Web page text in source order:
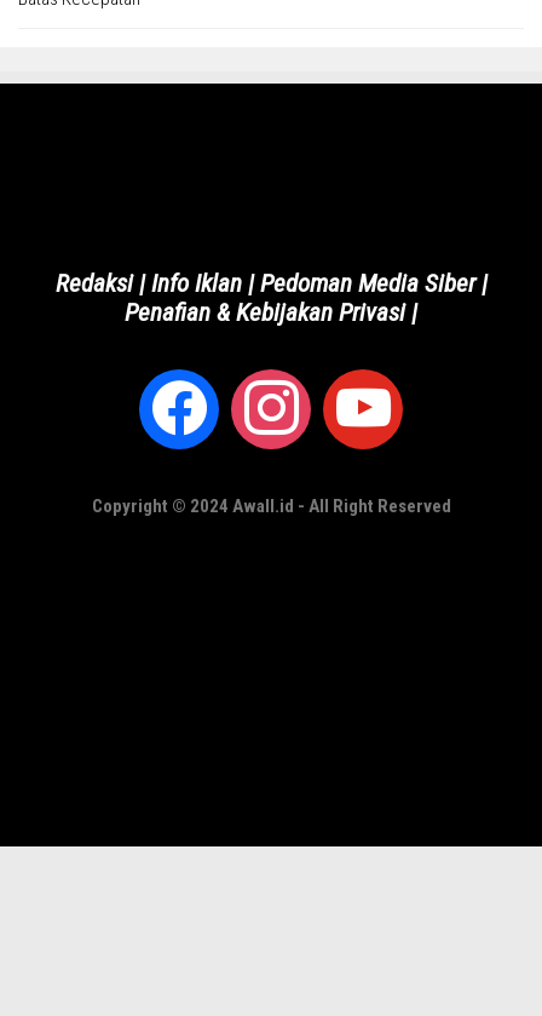
Redaksi|Info Iklan|Pedoman Media Siber|
Penafian & Kebijakan Privasi|
Copyright © 2024 Awall.id - All Right Reserved